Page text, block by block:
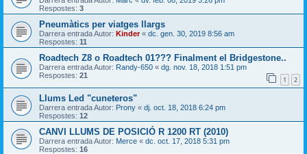
Respostes: 3
Pneumàtics per viatges llargs
Darrera entrada Autor: Kinder« dc. gen. 30, 2019 8:56 am
Respostes: 11
Roadtech Z8 o Roadtech 01??? Finalment el Bridgestone..
Darrera entrada Autor: Randy-650 « dg. nov. 18, 2018 1:51 pm
Respostes: 21 1 2
Llums Led "cuneteros"
Darrera entrada Autor: Prony « dj. oct. 18, 2018 6:24 pm
Respostes: 12
CANVI LLUMS DE POSICIÓ R 1200 RT (2010)
Darrera entrada Autor: Merce « dc. oct. 17, 2018 5:31 pm
Respostes: 16